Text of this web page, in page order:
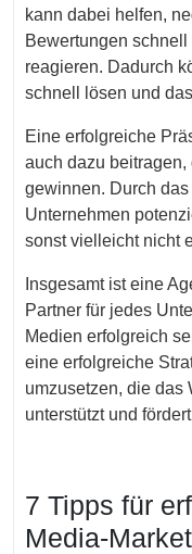
kann dabei helfen,
Bewertungen
reagieren. Dadurch
schnell lösen und
Eine erfolgreiche
auch dazu
gewinnen. Durch
Unternehmen
sonst vielleicht nicht
Insgesamt ist eine
Partner für jedes
Medien erfolgreich
eine erfolgreiche
umzusetzen, die das
unterstützt und
7 Tipps für
Media-